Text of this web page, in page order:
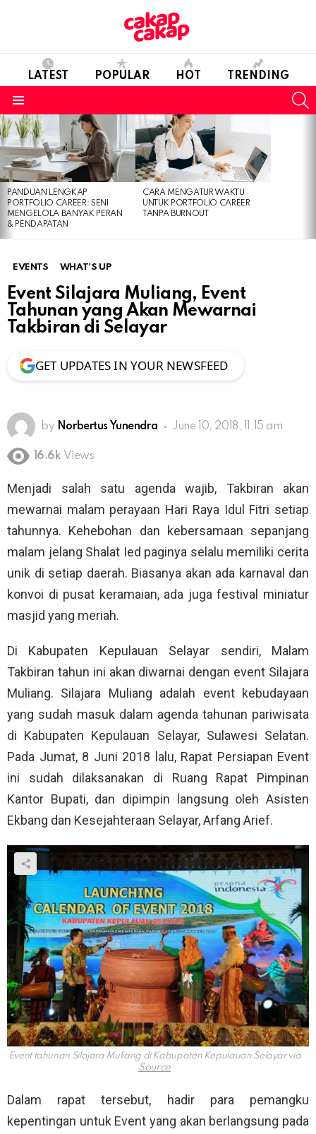
LATEST POPULAR HOT TRENDING
LATEST
STORIES
PANDUAN LENGKAP
PORTFOLIO CAREER: SENI
MENGELOLA BANYAK PERAN
& PENDAPATAN
CARA MENGATUR WAKTU
UNTUK PORTFOLIO CAREER
TANPA BURNOUT
EVENTS WHAT'S UP
Event Silajara Muliang, Event
Tahunan yang Akan Mewarnai
Takbiran di Selayar
GET UPDATES IN YOUR NEWSFEED
by Norbertus Yunendra June 10, 2018, 11:15 am
16.6k Views
Menjadi salah satu agenda wajib, Takbiran akan
mewarnai malam perayaan Hari Raya Idul Fitri setiap
tahunnya. Kehebohan dan kebersamaan sepanjang
malam jelang Shalat Ied paginya selalu memiliki cerita
unik di setiap daerah. Biasanya akan ada karnaval dan
konvoi di pusat keramaian, ada juga festival miniatur
masjid yang meriah.
Di Kabupaten Kepulauan Selayar sendiri, Malam
Takbiran tahun ini akan diwarnai dengan event Silajara
Muliang. Silajara Muliang adalah event kebudayaan
yang sudah masuk dalam agenda tahunan pariwisata
di Kabupaten Kepulauan Selayar, Sulawesi Selatan.
Pada Jumat, 8 Juni 2018 lalu, Rapat Persiapan Event
ini sudah dilaksanakan di Ruang Rapat Pimpinan
Kantor Bupati, dan dipimpin langsung oleh Asisten
Ekbang dan Kesejahteraan Selayar, Arfang Arief.
Event tahunan Silajara Muliang di Kabupaten Kepulauan Selayar via
Dalam rapat tersebut, hadir para pemangku
kepentingan untuk Event yang akan berlangsung pada